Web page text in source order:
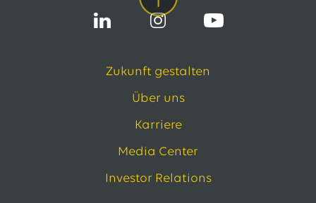
Zukunft gestalten
Über uns
Karriere
Media Center
Investor Relations